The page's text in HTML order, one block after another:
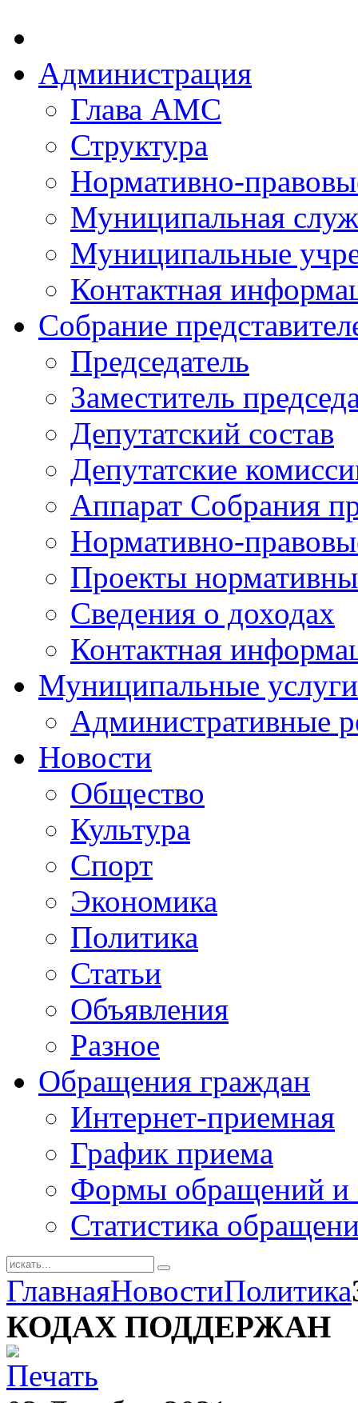
Администрация
Глава АМС
Структура
Нормативно-
Муниципальная
Муниципальные
Контактная
Собрание
Председатель
Заместитель
Депутатский состав
Депутатские
Аппарат Собрания
Нормативно-
Проекты
Сведения о доходах
Контактная
Муниципальные услуги
Административные
Новости
Общество
Культура
Спорт
Экономика
Политика
Статьи
Объявления
Разное
Обращения граждан
Интернет-приемная
График приема
Формы обращений и
Статистика
ГлавнаяНовостиПолитика
КОДАХ ПОДДЕРЖАН